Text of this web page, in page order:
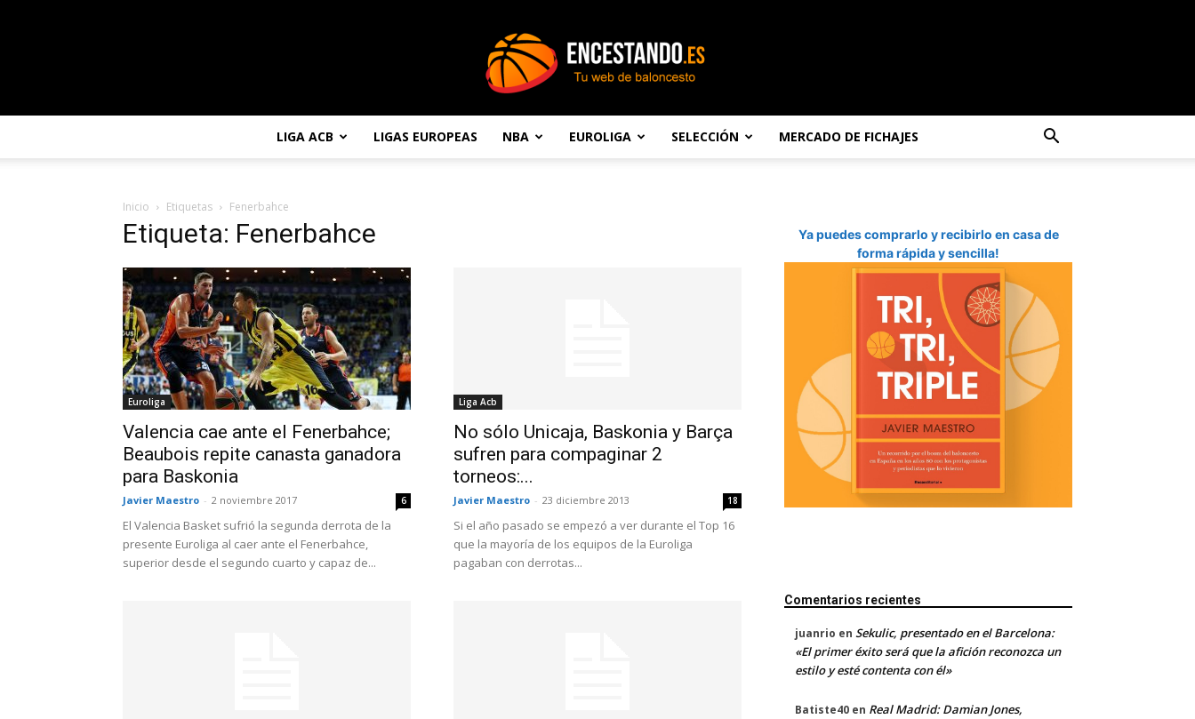
LIGA ACB LIGAS EUROPEAS NBA EUROLIGA SELECCIÓN MERCADO DE FICHAJES
Inicio Etiquetas Fenerbahce
Etiqueta: Fenerbahce
Euroliga
Valencia cae ante el Fenerbahce;
Beaubois repite canasta ganadora
para Baskonia
Javier Maestro - 2 noviembre 2017 6
El Valencia Basket sufrió la segunda derrota de la
presente Euroliga al caer ante el Fenerbahce,
superior desde el segundo cuarto y capaz de...
Liga Acb
No sólo Unicaja, Baskonia y Barça
sufren para compaginar 2
torneos:...
Javier Maestro - 23 diciembre 2013 18
Si el año pasado se empezó a ver durante el Top 16
que la mayoría de los equipos de la Euroliga
pagaban con derrotas...
Ya puedes comprarlo y recibirlo en casa de
forma rápida y sencilla!
Comentarios recientes
juanrio en Sekulic, presentado en el Barcelona:
«El primer éxito será que la afición reconozca un
estilo y esté contenta con él»
Batiste40 en Real Madrid: Damian Jones,